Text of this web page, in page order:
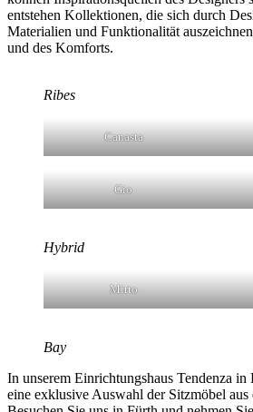
entstehen Kollektionen, die sich durch
Materialien und Funktionalität
und des Komforts.
Ribes
Canasta
Gio
Hybrid
Mirto
Bay
In unserem Einrichtungshaus Tendenza
eine exklusive Auswahl der Sitzmöbel